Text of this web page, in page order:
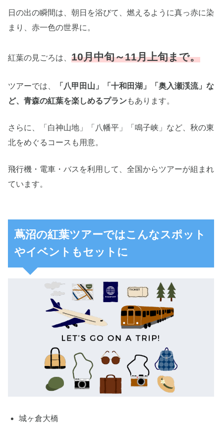
日の出の瞬間は、朝日を浴びて、燃えるように真っ赤に染
まり、赤一色の世界に。
紅葉の見ごろは、 10月中旬～11月上旬まで。
ツアーでは、
「八甲田山」「十和田湖」「奥入瀬渓流」な
ど、青森の紅葉を楽しめるプランもあります。
さらに、「白神山地」「八幡平」「鳴子峡」など、秋の東
北をめぐるコースも用意。
飛行機・電車・バスを利用して、全国からツアーが組まれ
ています。
蔦沼の紅葉ツアーではこんなスポット
やイベントもセットに
城ヶ倉大橋